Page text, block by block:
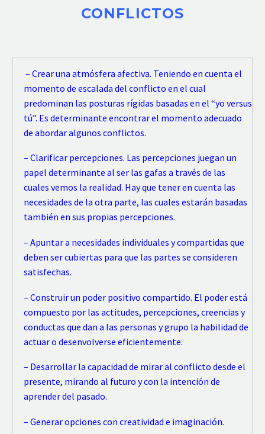
CONFLICTOS
– Crear una atmósfera afectiva. Teniendo en cuenta el
momento de escalada del conflicto en el cual
predominan las posturas rígidas basadas en el “yo versus
tú”. Es determinante encontrar el momento adecuado
de abordar algunos conflictos.
– Clarificar percepciones. Las percepciones juegan un
papel determinante al ser las gafas a través de las
cuales vemos la realidad. Hay que tener en cuenta las
necesidades de la otra parte, las cuales estarán basadas
también en sus propias percepciones.
– Apuntar a necesidades individuales y compartidas que
deben ser cubiertas para que las partes se consideren
satisfechas.
– Construir un poder positivo compartido. El poder está
compuesto por las actitudes, percepciones, creencias y
conductas que dan a las personas y grupo la habilidad de
actuar o desenvolverse eficientemente.
– Desarrollar la capacidad de mirar al conflicto desde el
presente, mirando al futuro y con la intención de
aprender del pasado.
– Generar opciones con creatividad e imaginación.